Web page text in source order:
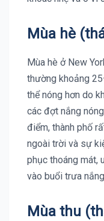
Mùa hè
Mùa hè ở New
thường khoảng
thể nóng hơn do
các đợt nắng
điểm, thành phố
ngoài trời và sự
phục thoáng mát,
vào buổi trưa
Mùa thu